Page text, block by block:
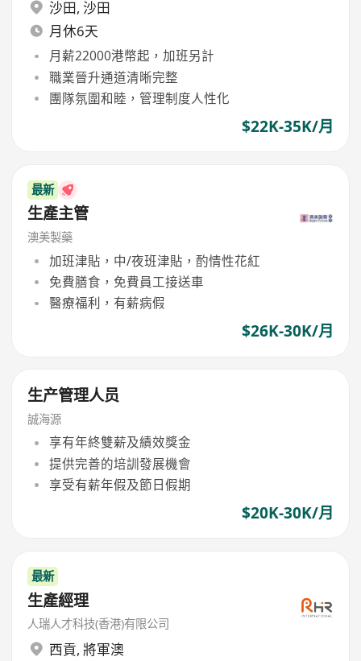
沙田, 沙田
月休6天
月薪22000港幣起，加班另計
職業晉升通道清晰完整
團隊氛圍和睦，管理制度人性化
$22K-35K/月
最新
生產主管
澳美製藥
加班津貼，中/夜班津貼，酌情性花紅
免費膳食，免費員工接送車
醫療福利，有薪病假
$26K-30K/月
生产管理人员
誠海源
享有年終雙薪及績效獎金
提供完善的培訓發展機會
享受有薪年假及節日假期
$20K-30K/月
最新
生產經理
人瑞人才科技(香港)有限公司
西貢, 將軍澳